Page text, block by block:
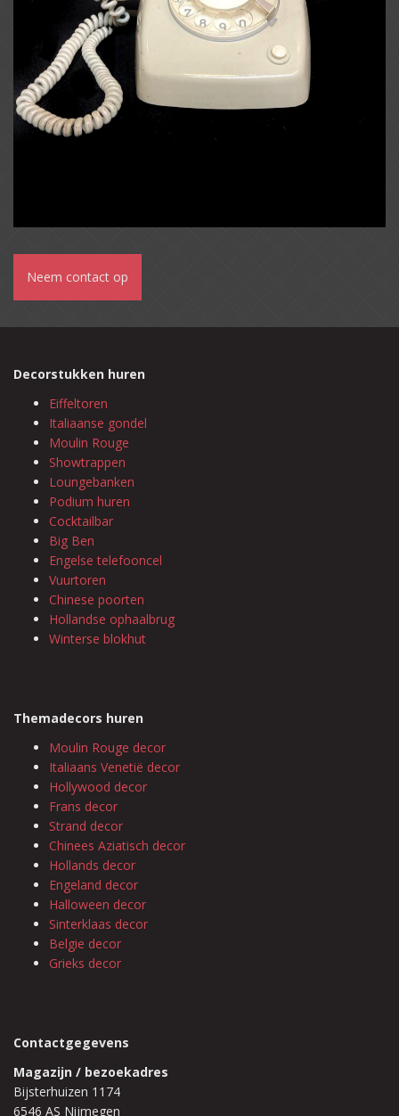
Neem contact op
Decorstukken huren
Eiffeltoren
Italiaanse gondel
Moulin Rouge
Showtrappen
Loungebanken
Podium huren
Cocktailbar
Big Ben
Engelse telefooncel
Vuurtoren
Chinese poorten
Hollandse ophaalbrug
Winterse blokhut
Themadecors huren
Moulin Rouge decor
Italiaans Venetië decor
Hollywood decor
Frans decor
Strand decor
Chinees Aziatisch decor
Hollands decor
Engeland decor
Halloween decor
Sinterklaas decor
Belgie decor
Grieks decor
Contactgegevens
Magazijn / bezoekadres
Bijsterhuizen 1174
6546 AS Nijmegen